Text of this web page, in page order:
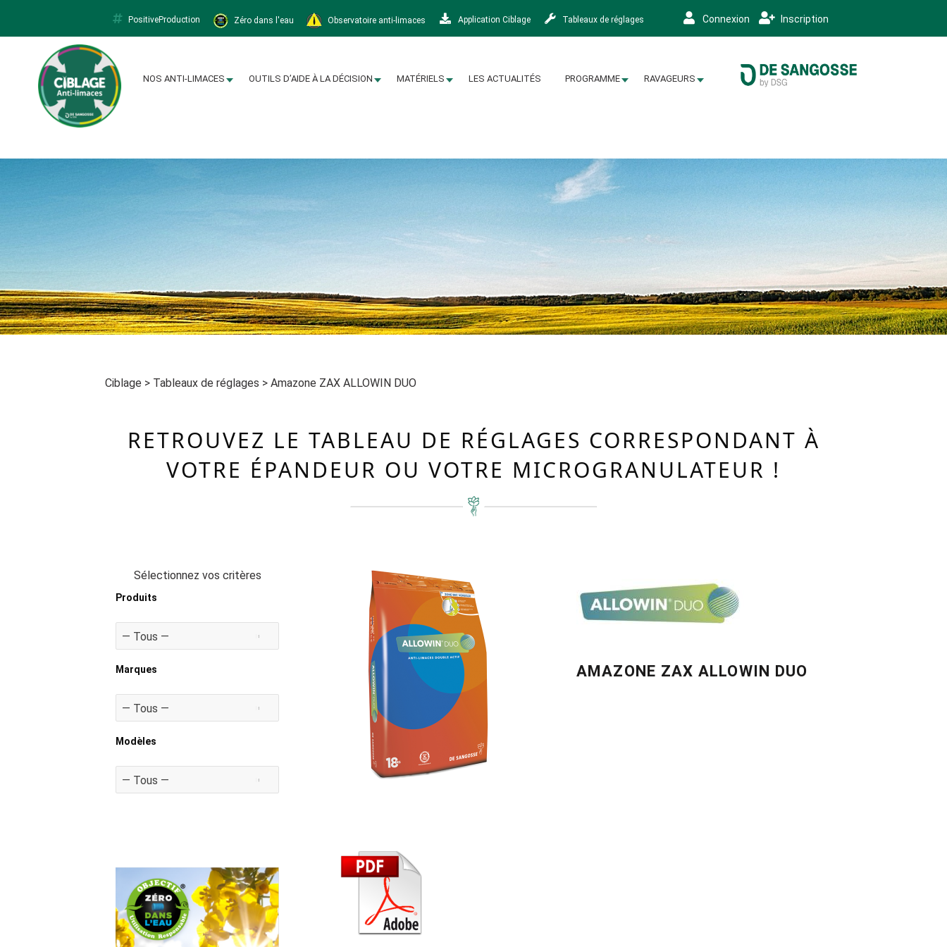
PositiveProduction Zéro dans l'eau Observatoire anti-limaces Application Ciblage Tableaux de réglages Connexion Inscription
NOS ANTI-LIMACES OUTILS D’AIDE À LA DÉCISION MATÉRIELS LES ACTUALITÉS PROGRAMME RAVAGEURS
Ciblage > Tableaux de réglages >Amazone ZAX ALLOWIN DUO
RETROUVEZ LE TABLEAU DE RÉGLAGES CORRESPONDANT À
VOTRE ÉPANDEUR OU VOTRE MICROGRANULATEUR !
Sélectionnez vos critères
Produits
Marques
Modèles
AMAZONE ZAX ALLOWIN DUO